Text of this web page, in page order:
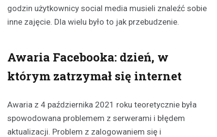
godzin użytkownicy social media musieli znaleźć sobie
inne zajęcie. Dla wielu było to jak przebudzenie.
Awaria Facebooka: dzień, w
którym zatrzymał się internet
Awaria z 4 października 2021 roku teoretycznie była
spowodowana problemem z serwerami i błędem
aktualizacji. Problem z zalogowaniem się i